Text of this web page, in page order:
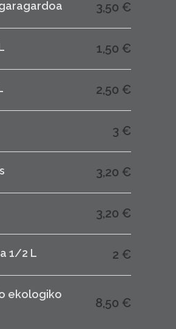
3,50 €
1,50 €
2,50 €
3 €
3,20 €
3,20 €
1/2 L 2 €
ekologiko
8,50 €